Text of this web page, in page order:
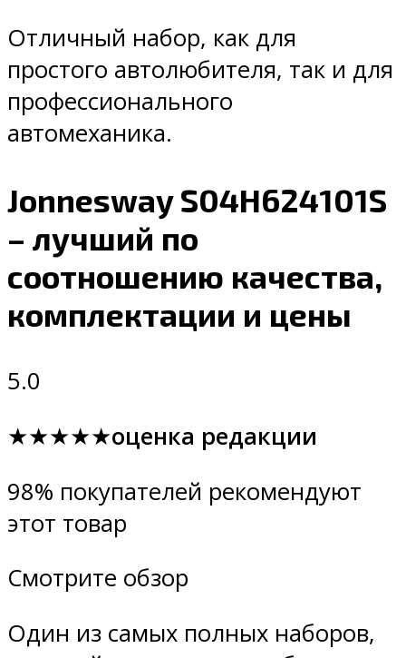
Отличный набор, как для
простого автолюбителя, так и для
профессионального
автомеханика.
Jonnesway S04H624101S
– лучший по
соотношению качества,
комплектации и цены
5.0
★★★★★оценка редакции
98% покупателей рекомендуют
этот товар
Смотрите обзор
Один из самых полных наборов,